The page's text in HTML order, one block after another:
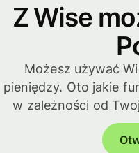
Z Wise
Możesz używać
pieniędzy. Oto jakie
w zależności od